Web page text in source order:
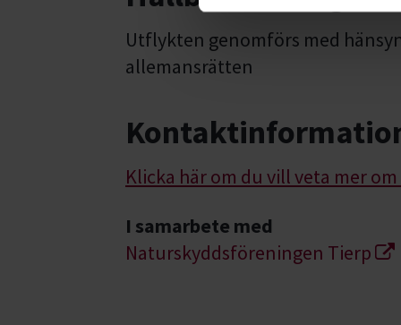
Utflykten genomförs med
allemansrätten
Klicka här om du vill veta mer
I samarbete med
Naturskyddsföreningen Tierp